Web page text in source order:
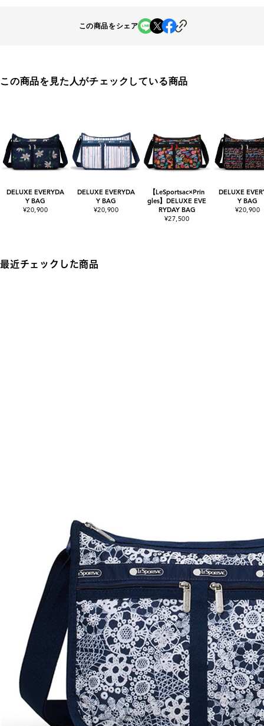
この商品をシェア
この商品を見た人がチェックしている商品
DELUXE EVERYDA
Y BAG
¥20,900
DELUXE EVERYDA
Y BAG
¥20,900
【LeSportsac×Prin
gles】DELUXE EVE
RYDAY BAG
¥27,500
DELUXE
Y BAG
¥20,900
最近チェックした商品